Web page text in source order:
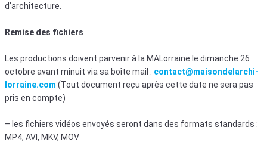
d’architecture.
Remise des fichiers
Les productions doivent parvenir à la MALorraine le dimanche 26
octobre avant minuit via sa boîte mail : contact@maisondelarchi-
lorraine.com (Tout document reçu après cette date ne sera pas
pris en compte)
– les fichiers vidéos envoyés seront dans des formats standards :
MP4, AVI, MKV, MOV